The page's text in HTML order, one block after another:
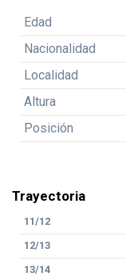
Edad
Nacionalidad
Localidad
Altura
Posición
Trayectoria
11/12
12/13
13/14